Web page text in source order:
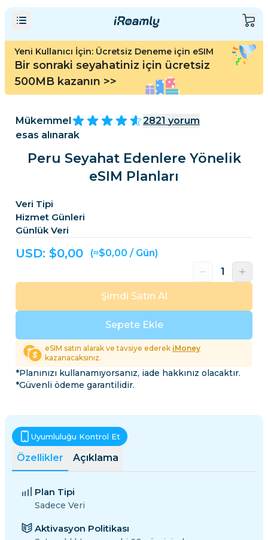
Yeni Kullanıcı İçin: Ücretsiz Deneme için eSIM
Bir sonraki seyahatiniz için ücretsiz
500MB kazanın >>
Mükemmel 2821 yorum
esas alınarak
Peru Seyahat Edenlere Yönelik
eSIM Planları
Veri Tipi
Hizmet Günleri
Günlük Veri
USD: $0,00 (≈$0,00 / Gün)
Sepete Ekle
Şimdi Satın Al
eSIM satın alarak ve tavsiye ederek iMoney
kazanacaksınız.
*Planınızı kullanamıyorsanız, iade hakkınız olacaktır.
*Güvenli ödeme garantilidir.
Özellikler Açıklama
Uyumluluğu Kontrol Et
Plan Tipi
Sadece Veri
Aktivasyon Politikası